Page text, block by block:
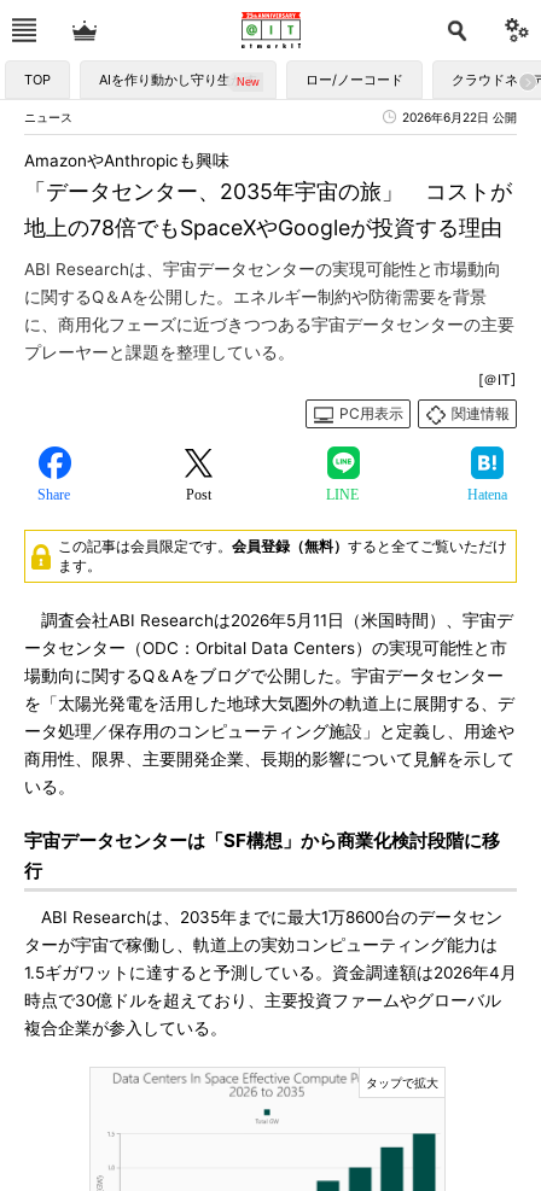
TOP AIを作り動かし守り生かす ロー/ノーコード クラウドネイ
ニュース 2026年6月22日 公開
「データセンター、2035年宇宙の旅」 コストが
地上の78倍でもSpaceXやGoogleが投資する理由
AmazonやAnthropicも興味
ABI Researchは、宇宙データセンターの実現可能性と市場動向
に関するQ＆Aを公開した。エネルギー制約や防衛需要を背景
に、商用化フェーズに近づきつつある宇宙データセンターの主要
プレーヤーと課題を整理している。
[＠IT]
PC用表示
関連情報
Share Post LINE Hatena
この記事は会員限定です。 会員登録（無料） すると全てご覧いただけ
ます。
調査会社ABI Researchは2026年5月11日（米国時間）、宇宙デ
ータセンター（ODC：Orbital Data Centers）の実現可能性と市
場動向に関するQ＆Aをブログで公開した。宇宙データセンター
を「太陽光発電を活用した地球大気圏外の軌道上に展開する、デ
ータ処理／保存用のコンピューティング施設」と定義し、用途や
商用性、限界、主要開発企業、長期的影響について見解を示して
いる。
宇宙データセンターは「SF構想」から商業化検討段階に移
行
ABI Researchは、2035年までに最大1万8600台のデータセン
ターが宇宙で稼働し、軌道上の実効コンピューティング能力は
1.5ギガワットに達すると予測している。資金調達額は2026年4月
時点で30億ドルを超えており、主要投資ファームやグローバル
複合企業が参入している。